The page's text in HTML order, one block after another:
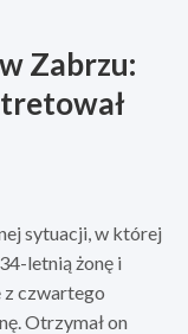
Zabrzu:
sytuacji, w której
letnią żonę i
czwartego
Otrzymał on